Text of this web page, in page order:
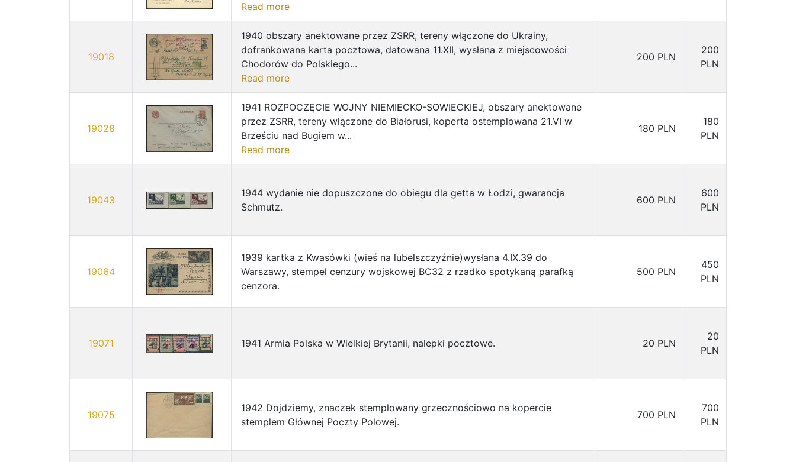
Read more
19018
1940 obszary anektowane przez ZSRR, tereny włączone do Ukrainy,
dofrankowana karta pocztowa, datowana 11.XII, wysłana z miejscowości
Chodorów do Polskiego...
Read more
200 PLN
200
PLN
19028
1941 ROZPOCZĘCIE WOJNY NIEMIECKO-SOWIECKIEJ, obszary anektowane
przez ZSRR, tereny włączone do Białorusi, koperta ostemplowana 21.VI w
Brześciu nad Bugiem w...
Read more
180 PLN
180
PLN
19043
1944 wydanie nie dopuszczone do obiegu dla getta w Łodzi, gwarancja
Schmutz.
600 PLN
600
PLN
19064
1939 kartka z Kwasówki (wieś na lubelszczyźnie)wysłana 4.IX.39 do
Warszawy, stempel cenzury wojskowej BC32 z rzadko spotykaną parafką
cenzora.
500 PLN
450
PLN
19071 1941 Armia Polska w Wielkiej Brytanii, nalepki pocztowe. 20 PLN
20
PLN
19075
1942 Dojdziemy, znaczek stemplowany grzecznościowo na kopercie
stemplem Głównej Poczty Polowej.
700 PLN
700
PLN